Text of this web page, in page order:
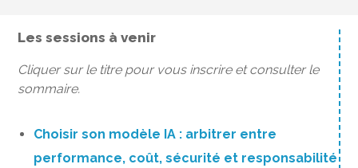
Les sessions à venir
Cliquer sur le titre pour vous inscrire et consulter le
sommaire.
Choisir son modèle IA : arbitrer entre
performance, coût, sécurité et responsabilité